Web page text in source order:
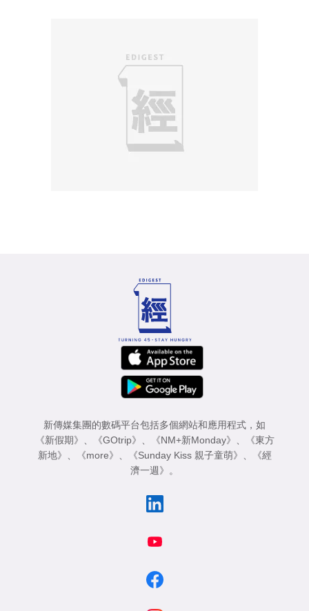
新傳媒集團的數碼平台包括多個網站和應用程式，如
《新假期》
《GOtrip》 《NM+新Monday》
《東方
新地》
《more》 《Sunday Kiss 親子童萌》
《經
濟一週》
。